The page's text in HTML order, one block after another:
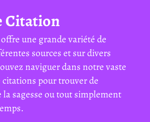
Citation
une grande variété de
sources et sur divers
naviguer dans notre vaste
pour trouver de
sagesse ou tout simplement